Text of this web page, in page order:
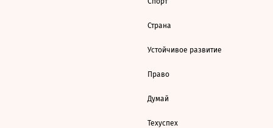
Страна
Устойчивое развитие
Право
Думай
Техуспех